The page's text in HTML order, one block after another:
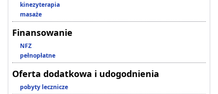
kinezyterapia
masaże
Finansowanie
NFZ
pełnopłatne
Oferta dodatkowa i udogodnienia
pobyty lecznicze